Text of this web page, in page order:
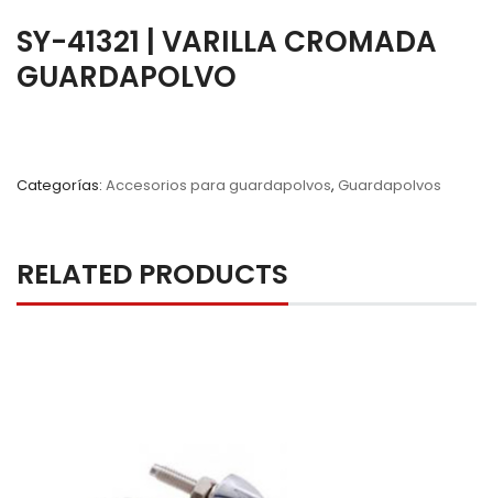
SY-41321 | VARILLA CROMADA
GUARDAPOLVO
Categorías: Accesorios para guardapolvos, Guardapolvos
RELATED PRODUCTS